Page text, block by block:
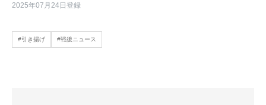
2025年07月24日登録
#引き揚げ #戦後ニュース